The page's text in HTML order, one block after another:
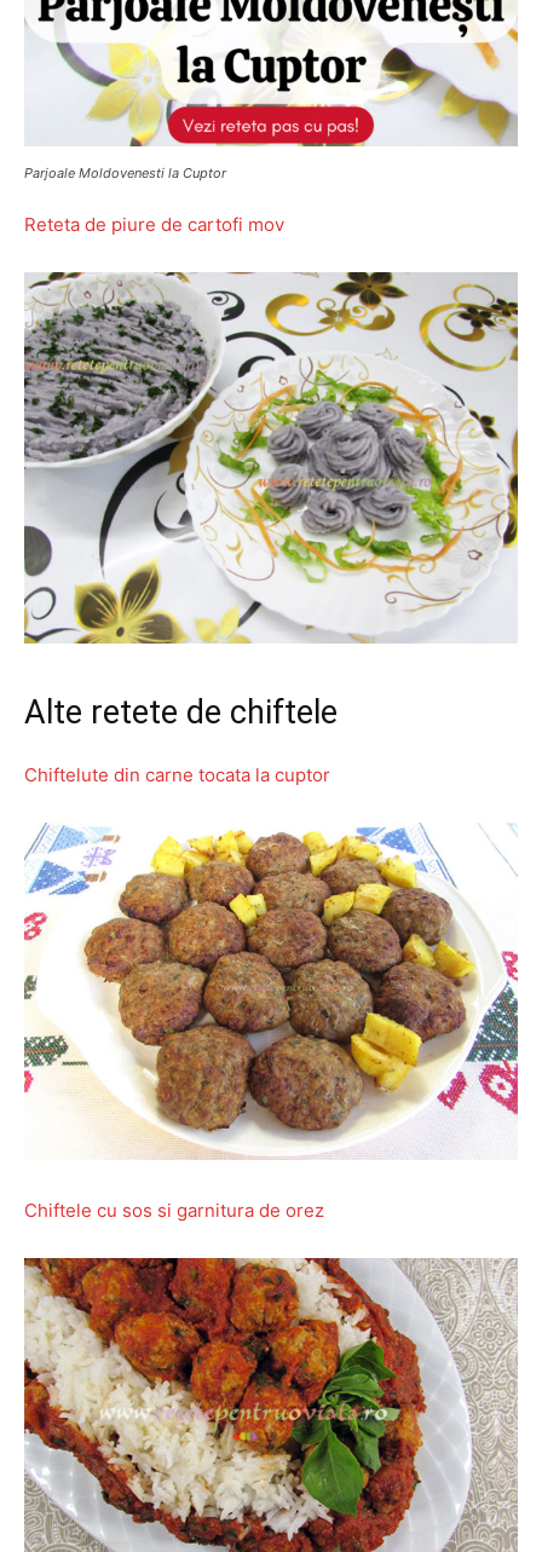
Parjoale Moldovenesti la Cuptor
Reteta de piure de cartofi mov
Alte retete de chiftele
Chiftelute din carne tocata la cuptor
Chiftele cu sos si garnitura de orez